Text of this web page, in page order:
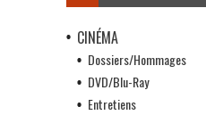
CINÉMA
Dossiers/Hommages
DVD/Blu-Ray
Entretiens